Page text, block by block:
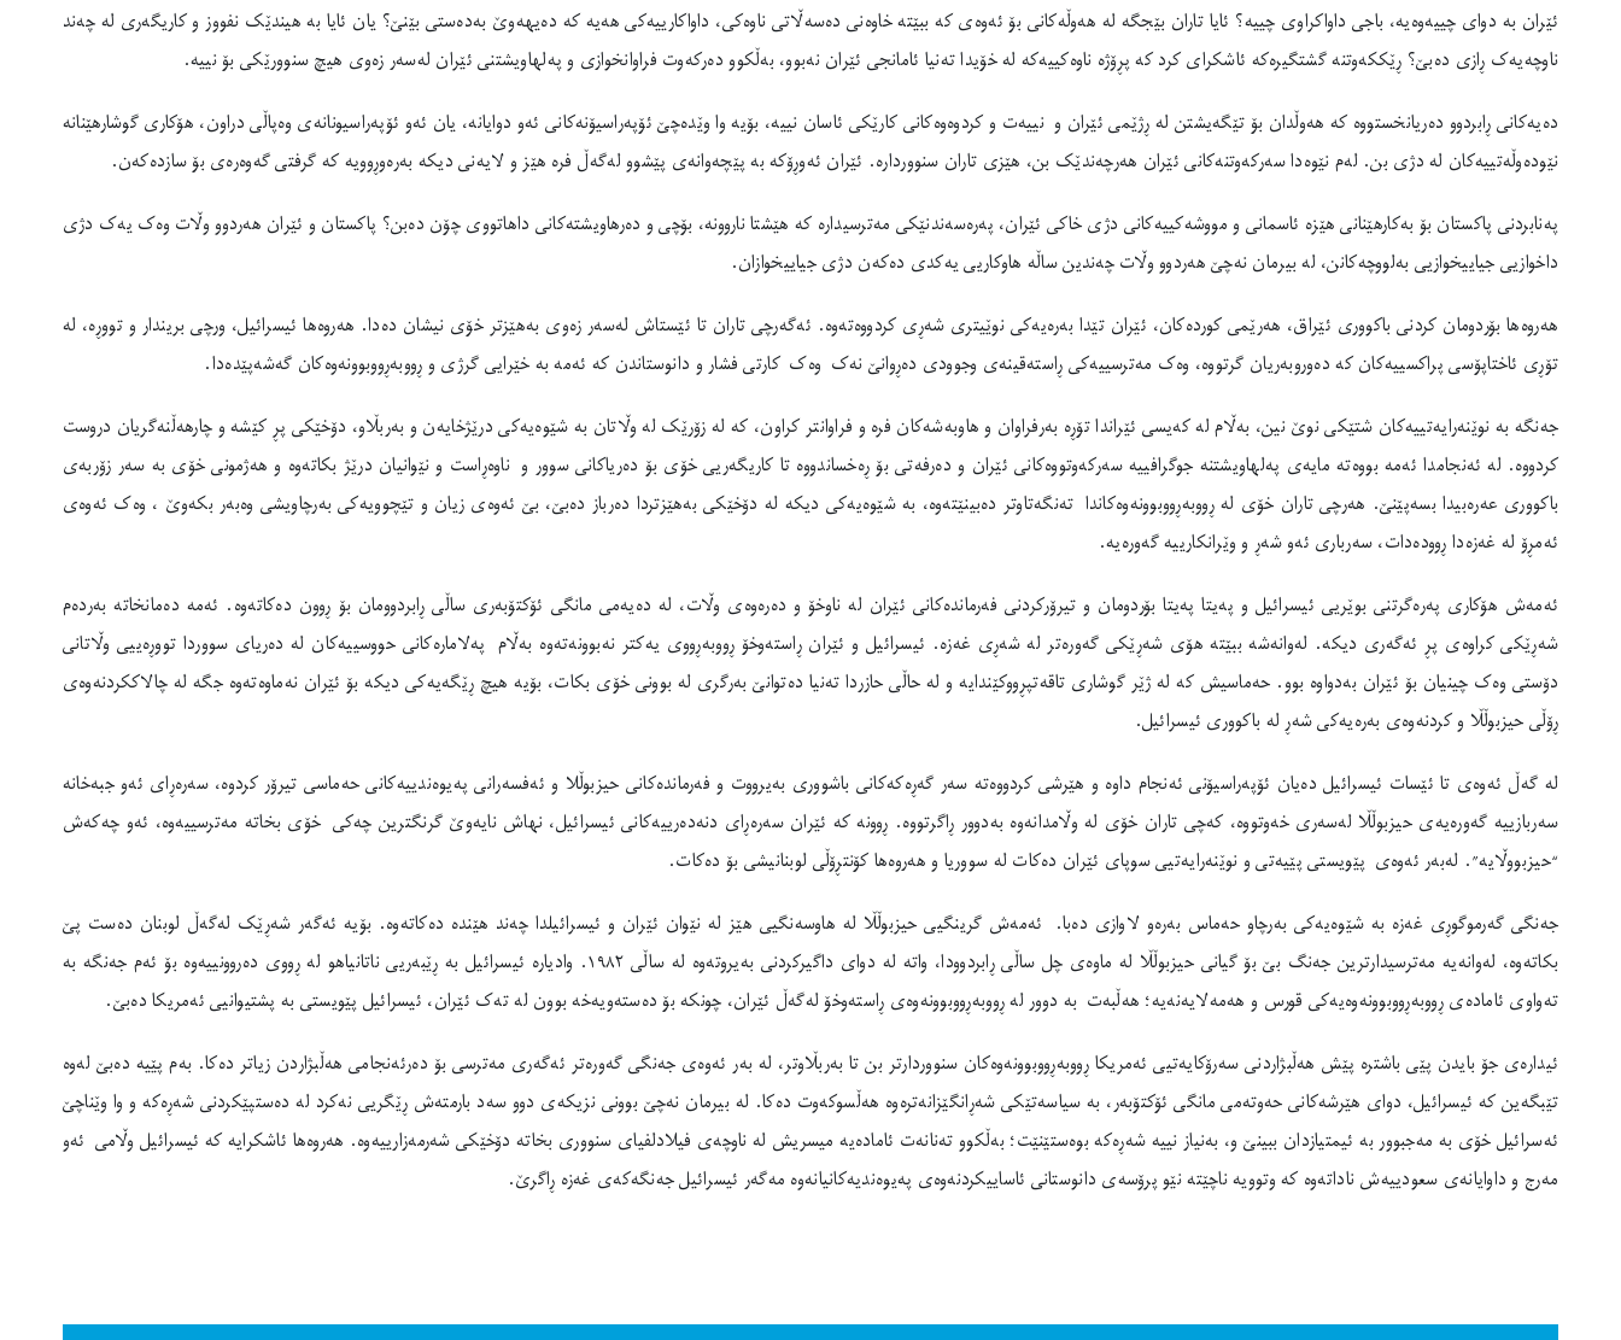
ئێران بە دوای چییەوەیە، باجی داواکراوی چییە؟ ئایا تاران بێجگە لە هەوڵەکانی بۆ ئەوەی کە ببێتە خاوەنی دەسەڵاتی ناوەکی، داواکارییەکی هەیە کە دەیهەوێ بەدەستی بێنێ؟ یان ئایا بە هیندێک نفووز و کاریگەری لە چەند
ناوچەیەک ڕازی دەبێ؟ ڕێککەوتنە گشتگیرەکە ئاشکرای کرد کە پڕۆژە ناوەکییەکە لە خۆیدا تەنیا ئامانجی ئێران نەبوو، بەڵکوو دەرکەوت فراوانخوازی و پەلهاویشتنی ئێران لەسەر زەوی هیچ سنوورێکی بۆ نییە.
دەیەکانی ڕابردوو دەریانخستووە کە هەوڵدان بۆ تێگەیشتن لە ڕژێمی ئێران و نییەت و کردوەوەکانی کارێکی ئاسان نییە، بۆیە وا وێدەچێ ئۆپەراسیۆنەکانی ئەو دوایانە، یان ئەو ئۆپەراسیونانەی وەپاڵی دراون، هۆکاری گوشارهێنانە
نێودەوڵەتییەکان لە دژی بن. لەم نێوەدا سەرکەوتنەکانی ئێران هەرچەندێک بن، هێزی تاران سنووردارە. ئێران ئەوڕۆکە بە پێچەوانەی پێشوو لەگەڵ فرە هێز و لایەنی دیکە بەرەوڕوویە کە گرفتی گەوەرەی بۆ سازدەکەن.
پەنابردنی پاکستان بۆ بەکارهێنانی هێزە ئاسمانی و مووشەکییەکانی دژی خاکی ئێران، پەرەسەندنێکی مەترسیدارە کە هێشتا ناروونە، بۆچی و دەرهاویشتەکانی داهاتووی چۆن دەبن؟ پاکستان و ئێران هەردوو وڵات وەک یەک دژی
داخوازیی جیاییخوازیی بەلووچەکانن، لە بیرمان نەچێ هەردوو وڵات چەندین ساڵە هاوکاریی یەکدی دەکەن دژی جیاییخوازان.
هەروەها بۆردومان کردنی باکووری ئێراق، هەرێمی کوردەکان، ئێران تێدا بەرەیەکی نوێیتری شەڕی کردووەتەوە. ئەگەرچی تاران تا ئێستاش لەسەر زەوی بەهێزتر خۆی نیشان دەدا. هەروەها ئیسرائیل، ورچی بریندار و تووڕە، لە
تۆڕی ئاختاپۆسی پراکسییەکان کە دەوروبەریان گرتووە، وەک مەترسییەکی ڕاستەقینەی وجوودی دەڕوانێ نەک وەک کارتی فشار و دانوستاندن کە ئەمە بە خێرایی گرژی و ڕووبەڕووبوونەوەکان گەشەپێدەدا.
جەنگە بە نوێنەرایەتییەکان شتێکی نوێ نین، بەڵام لە کەیسی ئێراندا تۆڕە بەرفراوان و هاوبەشەکان فرە و فراوانتر کراون، کە لە زۆرێک لە وڵاتان بە شێوەیەکی درێژخایەن و بەربڵاو، دۆخێکی پڕ کێشە و چارهەڵنەگریان دروست
کردووە. لە ئەنجامدا ئەمە بووەتە مایەی پەلهاویشتنە جوگرافییە سەرکەوتووەکانی ئێران و دەرفەتی بۆ ڕەخساندووە تا کاریگەریی خۆی بۆ دەریاکانی سوور و ناوەڕاست و نێوانیان درێژ بکاتەوە و هەژمونی خۆی بە سەر زۆربەی
باکووری عەرەبیدا بسەپێنێ. هەرچی تاران خۆی لە ڕووبەڕووبوونەوەکاندا تەنگەتاوتر دەبینێتەوە، بە شێوەیەکی دیکە لە دۆخێکی بەهێزتردا دەرباز دەبێ، بێ ئەوەی زیان و تێچوویەکی بەرچاویشی وەبەر بکەوێ ، وەک ئەوەی
ئەمڕۆ لە غەزەدا ڕوودەدات، سەرباری ئەو شەڕ و وێرانکارییە گەورەیە.
ئەمەش هۆکاری پەرەگرتنی بوێریی ئیسرائیل و پەیتا پەیتا بۆردومان و تیرۆرکردنی فەرماندەکانی ئێران لە ناوخۆ و دەرەوەی وڵات، لە دەیەمی مانگی ئۆکتۆبەری ساڵی ڕابردوومان بۆ ڕوون دەکاتەوە. ئەمە دەمانخاتە بەردەم
شەڕێکی کراوەی پڕ ئەگەری دیکە. لەوانەشە ببێتە هۆی شەڕێکی گەورەتر لە شەڕی غەزە. ئیسرائیل و ئێران ڕاستەوخۆ ڕووبەڕووی یەکتر نەبوونەتەوە بەڵام پەلامارەکانی حووسییەکان لە دەریای سووردا تووڕەییی وڵاتانی
دۆستی وەک چینیان بۆ ئێران بەدواوە بوو. حەماسیش کە لە ژێر گوشاری تاقەتپڕووکێندایە و لە حاڵی حازردا تەنیا دەتوانێ بەرگری لە بوونی خۆی بکات، بۆیە هیچ ڕێگەیەکی دیکە بۆ ئێران نەماوەتەوە جگە لە چالاککردنەوەی
ڕۆڵی حیزبوڵڵا و کردنەوەی بەرەیەکی شەڕ لە باکووری ئیسرائیل.
لە گەڵ ئەوەی تا ئێسات ئیسرائیل دەیان ئۆپەراسیۆنی ئەنجام داوە و هێرشی کردووەتە سەر گەڕەکەکانی باشووری بەیرووت و فەرماندەکانی حیزبوڵلا و ئەفسەرانی پەیوەندییەکانی حەماسی تیرۆر کردوە، سەرەڕای ئەو جبەخانە
سەربازییە گەورەیەی حیزبوڵڵا لەسەری خەوتووە، کەچی تاران خۆی لە وڵامدانەوە بەدوور ڕاگرتووە. ڕوونە کە ئێران سەرەڕای دنەدەرییەکانی ئیسرائیل، نهاش نایەوێ گرنگترین چەکی خۆی بخاتە مەترسییەوە، ئەو چەکەش
“حیزبووڵایە”. لەبەر ئەوەی پێویستی پێیەتی و نوێنەرایەتیی سوپای ئێران دەکات لە سووریا و هەروەها کۆنتڕۆڵی لوبنانیشی بۆ دەکات.
جەنگی گەرموگوڕی غەزە بە شێوەیەکی بەرچاو حەماس بەرەو لاوازی دەبا. ئەمەش گرینگیی حیزبوڵڵا لە هاوسەنگیی هێز لە نێوان ئێران و ئیسرائیلدا چەند هێندە دەکاتەوە. بۆیە ئەگەر شەڕێک لەگەڵ لوبنان دەست پێ
بکاتەوە، لەوانەیە مەترسیدارترین جەنگ بێ بۆ گیانی حیزبوڵڵا لە ماوەی چل ساڵی ڕابردوودا، واتە لە دوای داگیرکردنی بەیروتەوە لە ساڵی ١٩٨٢. وادیارە ئیسرائیل بە ڕێبەریی ناتانیاهو لە ڕووی دەروونییەوە بۆ ئەم جەنگە بە
تەواوی ئامادەی ڕووبەڕووبوونەوەیەکی قورس و هەمەلایەنەیە؛ هەڵبەت بە دوور لە ڕووبەڕووبوونەوەی ڕاستەوخۆ لەگەڵ ئێران، چونکە بۆ دەستەویەخە بوون لە تەک ئێران، ئیسرائیل پێویستی بە پشتیوانیی ئەمریکا دەبێ.
ئیدارەی جۆ بایدن پێی باشترە پێش هەڵبژاردنی سەرۆکایەتیی ئەمریکا ڕووبەڕووبوونەوەکان سنووردارتر بن تا بەربڵاوتر، لە بەر ئەوەی جەنگی گەورەتر ئەگەری مەترسی بۆ دەرئەنجامی هەڵبژاردن زیاتر دەکا. بەم پێیە دەبێ لەوە
تێبگەین کە ئیسرائیل، دوای هێرشەکانی حەوتەمی مانگی ئۆکتۆبەر، بە سیاسەتێکی شەڕانگێزانەترەوە هەڵسوکەوت دەکا. لە بیرمان نەچێ بوونی نزیکەی دوو سەد بارمتەش ڕێگریی نەکرد لە دەستپێکردنی شەڕەکە و وا وێناچێ
ئەسرائیل خۆی بە مەجبوور بە ئیمتیازدان ببینێ و، بەنیاز نییە شەڕەکە بوەستێنێت؛ بەڵکوو تەنانەت ئامادەیە میسریش لە ناوچەی فیلادلفیای سنووری بخاتە دۆخێکی شەرمەزارییەوە. هەروەها ئاشکرایە کە ئیسرائیل وڵامی ئەو
مەرج و داوایانەی سعودییەش ناداتەوە کە وتوویە ناچێتە نێو پرۆسەی دانوستانی ئاساییکردنەوەی پەیوەندیەکانیانەوە مەگەر ئیسرائیل جەنگەکەی غەزە ڕاگرێ.